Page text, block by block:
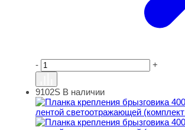
- +
Планка крепления брызговика
9102S В наличии